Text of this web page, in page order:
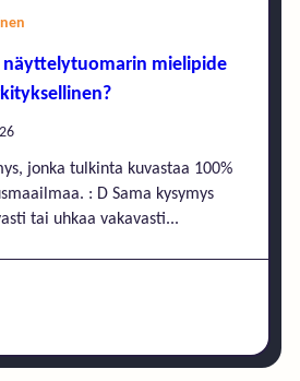
näyttelytuomarin mielipide
jonka tulkinta kuvastaa 100%
: D Sama kysymys
tai uhkaa vakavasti...